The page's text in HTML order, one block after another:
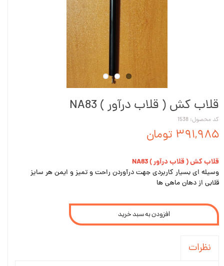
قلاب کش ( قلاب درآور ) NA83
کد محصول: 1538
۳۹۱,۹۸۵ تومان
قلاب کش ( قلاب درآور ) NA83
وسیله ای بسیار کاربردی جهت درآوردن راحت و تمیز و ایمن هر سایز
قلابی از دهان ماهی ها
افزودن به سبد خرید
نظرات